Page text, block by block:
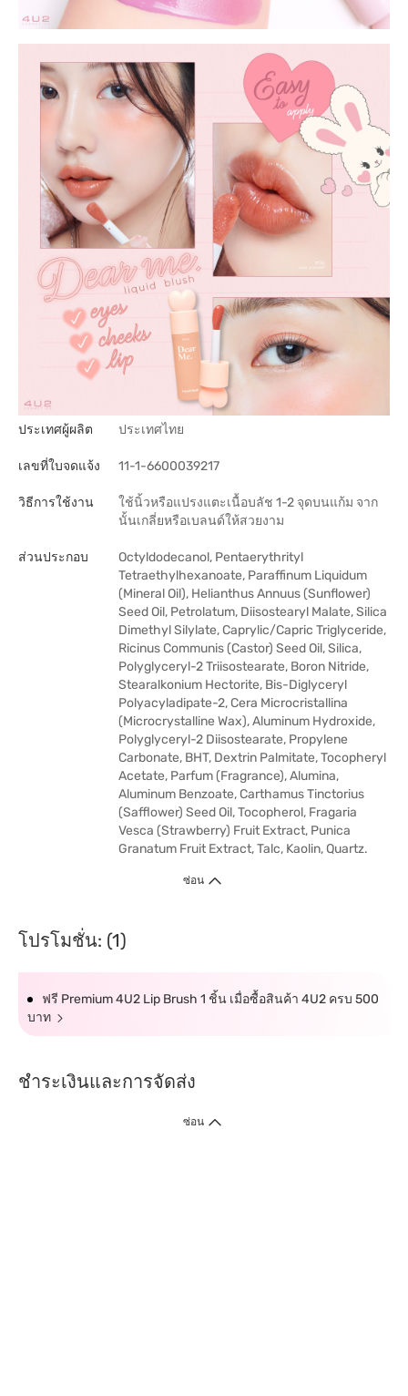
ประเทศผู้ผลิต ประเทศไทย
เลขที่ใบจดแจ้ง 11-1-6600039217
วิธีการใช้งาน
ใช้นิ้วหรือแปรงแตะเนื้อบลัช 1-2 จุดบนแก้ม จาก
นั้นเกลี่ยหรือเบลนด์ให้สวยงาม
ส่วนประกอบ
Octyldodecanol, Pentaerythrityl
Tetraethylhexanoate, Paraffinum Liquidum
(Mineral Oil), Helianthus Annuus (Sunflower)
Seed Oil, Petrolatum, Diisostearyl Malate, Silica
Dimethyl Silylate, Caprylic/Capric Triglyceride,
Ricinus Communis (Castor) Seed Oil, Silica,
Polyglyceryl-2 Triisostearate, Boron Nitride,
Stearalkonium Hectorite, Bis-Diglyceryl
Polyacyladipate-2, Cera Microcristallina
(Microcrystalline Wax), Aluminum Hydroxide,
Polyglyceryl-2 Diisostearate, Propylene
Carbonate, BHT, Dextrin Palmitate, Tocopheryl
Acetate, Parfum (Fragrance), Alumina,
Aluminum Benzoate, Carthamus Tinctorius
(Safflower) Seed Oil, Tocopherol, Fragaria
Vesca (Strawberry) Fruit Extract, Punica
Granatum Fruit Extract, Talc, Kaolin, Quartz.
ซ่อน
โปรโมชั่น: (1)
ฟรี Premium 4U2 Lip Brush 1 ชิ้น เมื่อซื้อสินค้า 4U2 ครบ 500
บาท
ชำระเงินและการจัดส่ง
ซ่อน